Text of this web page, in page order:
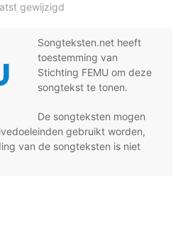
gewijzigd
Songteksten.net heeft
toestemming van
Stichting FEMU om deze
songtekst te tonen.
De songteksten mogen
gebruikt worden,
van de songteksten is niet